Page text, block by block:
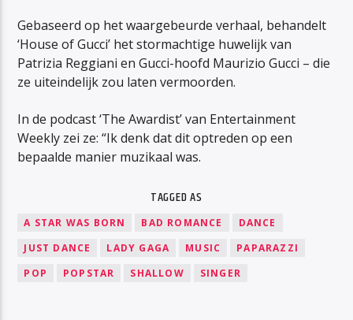
Gebaseerd op het waargebeurde verhaal, behandelt
‘House of Gucci’ het stormachtige huwelijk van
Patrizia Reggiani en Gucci-hoofd Maurizio Gucci – die
ze uiteindelijk zou laten vermoorden.
In de podcast ‘The Awardist’ van Entertainment
Weekly zei ze: “Ik denk dat dit optreden op een
bepaalde manier muzikaal was.
TAGGED AS
A STAR WAS BORN BAD ROMANCE
DANCE
JUST DANCE
LADY GAGA MUSIC
PAPARAZZI
POP
POPSTAR SHALLOW SINGER